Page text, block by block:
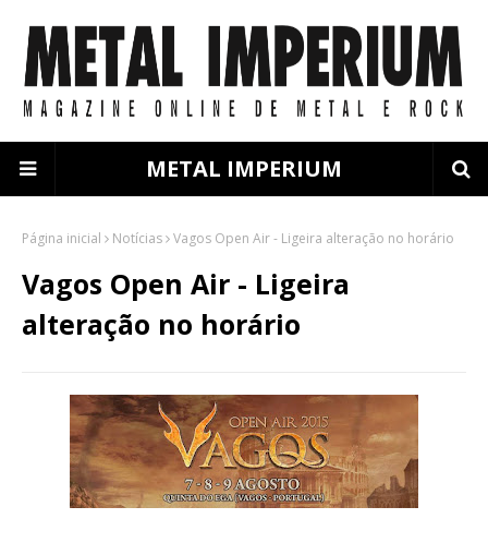
METAL IMPERIUM
Página inicial Notícias Vagos Open Air - Ligeira alteração no horário
Vagos Open Air - Ligeira
alteração no horário